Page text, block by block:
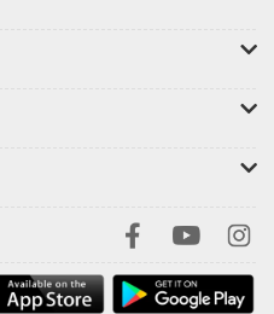
國的使節，遊歷過世界各
生活。然而，就在感情生
斯坦。然而，在她身上卻
以致於深深地影響了她的